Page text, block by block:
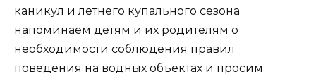
каникул и летнего купального сезона
напоминаем детям и их родителям о
необходимости соблюдения правил
поведения на водных объектах и просим